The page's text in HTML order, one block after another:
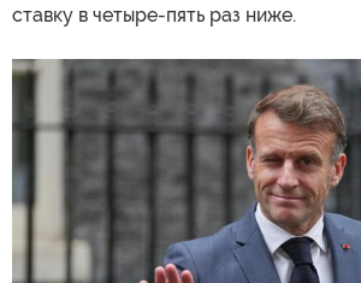
ставку в четыре-пять раз ниже.